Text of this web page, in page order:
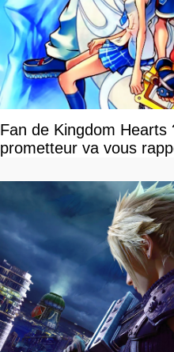
Fan de Kingdom Hearts
prometteur va vous